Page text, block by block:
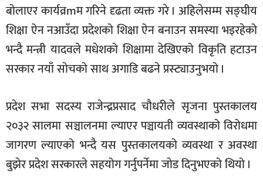
बोलाएर कार्यव्रmम गरिने दृढता व्यक्त गरे । अहिलेसम्म सङ्घीय
शिक्षा ऐन नआउँदा प्रदेशको शिक्षा ऐन बनाउन समस्या भइरहेको
भन्दै मन्त्री यादवले मधेशको शिक्षामा देखिएको विकृति हटाउन
सरकार नयाँ सोचको साथ अगाडि बढने प्रस्ट्याउनुभयो ।
प्रदेश सभा सदस्य राजेन्द्रप्रसाद चौधरीले सृजना पुस्तकालय
२०३२ सालमा सञ्चालनमा ल्याएर पञ्चायती व्यवस्थाको विरोधमा
जागरण ल्याएको भन्दै यस पुस्तकालयको व्यवस्था र अवस्था
बुझेर प्रदेश सरकारले सहयोग गर्नुपर्नेमा जोड दिनुभएको थियो ।